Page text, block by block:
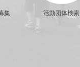
集 活動団体検索